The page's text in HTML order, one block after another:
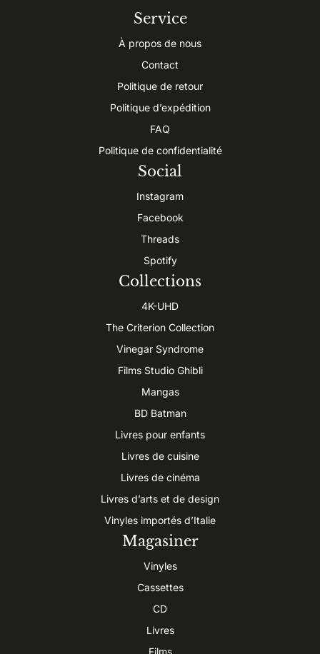
Service
À propos de nous
Contact
Politique de retour
Politique d’expédition
FAQ
Politique de confidentialité
Social
Instagram
Facebook
Threads
Spotify
Collections
4K-UHD
The Criterion Collection
Vinegar Syndrome
Films Studio Ghibli
Mangas
BD Batman
Livres pour enfants
Livres de cuisine
Livres de cinéma
Livres d’arts et de design
Vinyles importés d’Italie
Magasiner
Vinyles
Cassettes
CD
Livres